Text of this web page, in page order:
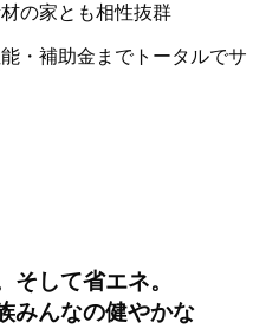
の家とも相性抜群
・補助金までトータルでサ
そして省エネ。
みんなの健やかな